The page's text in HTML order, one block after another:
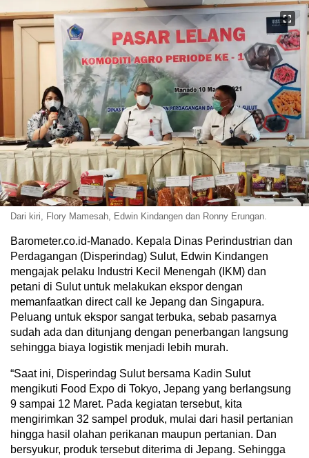
Dari kiri, Flory Mamesah, Edwin Kindangen dan Ronny Erungan.
Barometer.co.id-Manado. Kepala Dinas Perindustrian dan
Perdagangan (Disperindag) Sulut, Edwin Kindangen
mengajak pelaku Industri Kecil Menengah (IKM) dan
petani di Sulut untuk melakukan ekspor dengan
memanfaatkan direct call ke Jepang dan Singapura.
Peluang untuk ekspor sangat terbuka, sebab pasarnya
sudah ada dan ditunjang dengan penerbangan langsung
sehingga biaya logistik menjadi lebih murah.
“Saat ini, Disperindag Sulut bersama Kadin Sulut
mengikuti Food Expo di Tokyo, Jepang yang berlangsung
9 sampai 12 Maret. Pada kegiatan tersebut, kita
mengirimkan 32 sampel produk, mulai dari hasil pertanian
hingga hasil olahan perikanan maupun pertanian. Dan
bersyukur, produk tersebut diterima di Jepang. Sehingga